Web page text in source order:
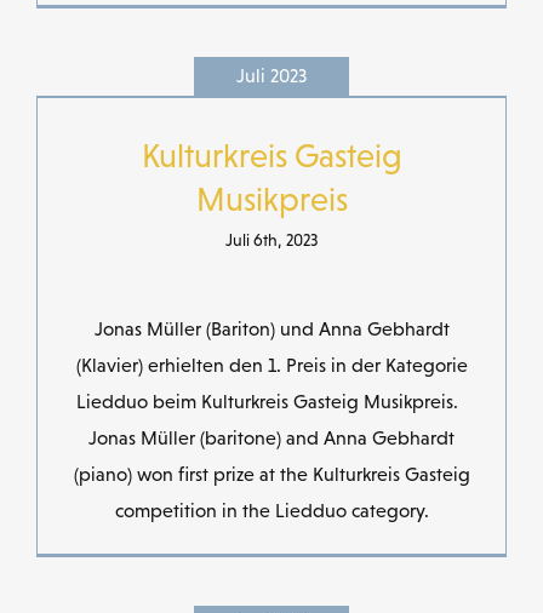
Juli 2023
Kulturkreis Gasteig
Musikpreis
Juli 6th, 2023
Jonas Müller (Bariton) und Anna Gebhardt
(Klavier) erhielten den 1. Preis in der Kategorie
Liedduo beim Kulturkreis Gasteig Musikpreis.
Jonas Müller (baritone) and Anna Gebhardt
(piano) won first prize at the Kulturkreis Gasteig
competition in the Liedduo category.